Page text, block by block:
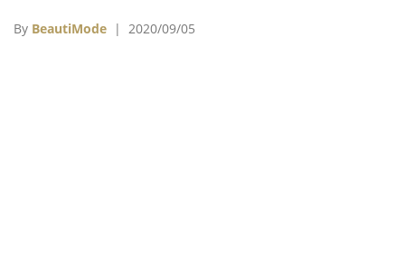
By BeautiMode | 2020/09/05